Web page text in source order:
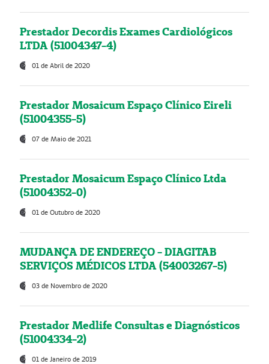
Prestador Decordis Exames Cardiológicos
LTDA (51004347-4)
01 de Abril de 2020
Prestador Mosaicum Espaço Clínico Eireli
(51004355-5)
07 de Maio de 2021
Prestador Mosaicum Espaço Clínico Ltda
(51004352-0)
01 de Outubro de 2020
MUDANÇA DE ENDEREÇO - DIAGITAB
SERVIÇOS MÉDICOS LTDA (54003267-5)
03 de Novembro de 2020
Prestador Medlife Consultas e Diagnósticos
(51004334-2)
01 de Janeiro de 2019